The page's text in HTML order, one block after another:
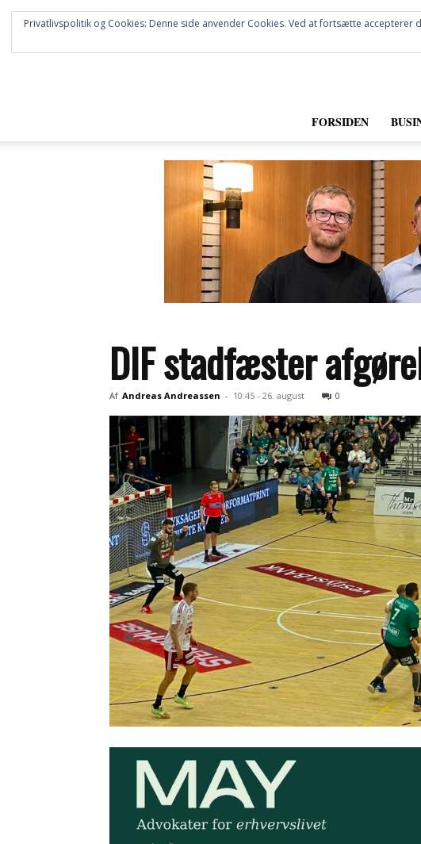
FORSIDEN
DIF stadfæster
Af Andreas Andreassen - 10:45 - 26. august 0
Privatlivspolitik og Cookies: Denne side anvender Cookies. Ved at fortsætte accepterer